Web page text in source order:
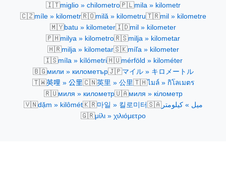
🇮🇹miglio » chilometro🇵🇱mila » kilometr
🇨🇿míle » kilometr🇷🇴milă » kilometru🇹🇷mil » kilometre
🇲🇾batu » kilometer🇮🇩mil » kilometer
🇵🇭milya » kilometro🇷🇸milja » kilometar
🇭🇷milja » kilometar🇸🇰míľa » kilometer
🇮🇸míla » kílómetri🇭🇺mérföld » kilométer
🇧🇬мили » километър🇯🇵マイル » キロメートル
🇹🇼英哩 » 公里🇨🇳英里 » 公里🇹🇭ไมล์ » กิโลเมตร
🇷🇺миля » километр🇺🇦миля » кілометр
🇻🇳dặm » kilômét🇰🇷마일 » 킬로미터 🇸🇦ميل » كيلومتر
🇬🇷μίλι » χιλιόμετρο